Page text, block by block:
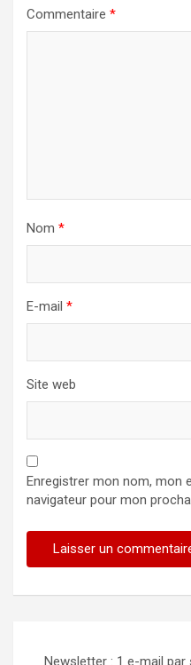
Commentaire *
Nom *
E-mail *
Site web
Enregistrer mon nom, mon
navigateur pour mon
Newsletter : 1 e-mail par